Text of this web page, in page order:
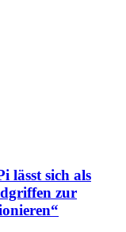
lässt sich als
zur